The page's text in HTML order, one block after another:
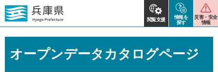
閲覧支援
情報を
探す
災害・安全
情報
オープンデータカタログページ